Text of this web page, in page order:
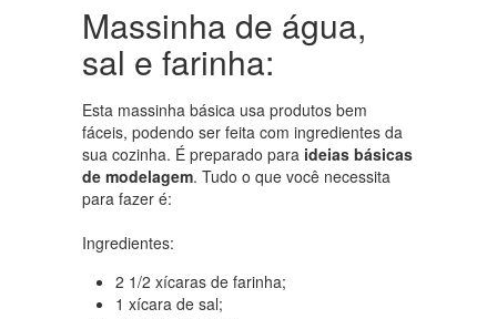
Massinha de água,
sal e farinha:
Esta massinha básica usa produtos bem
fáceis, podendo ser feita com ingredientes da
sua cozinha. É preparado para ideias básicas
de modelagem. Tudo o que você necessita
para fazer é:
Ingredientes:
2 1/2 xícaras de farinha;
1 xícara de sal;